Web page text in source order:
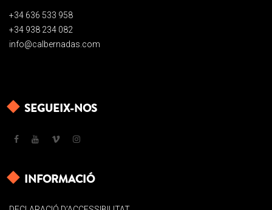
+34 636 533 958
+34 938 234 082
info@calbernadas.com
SEGUEIX-NOS
INFORMACIÓ